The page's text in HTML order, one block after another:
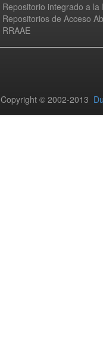
Repositorio integrado a la
Repositorios de Acceso
RRAAE
Copyright © 2002-2013